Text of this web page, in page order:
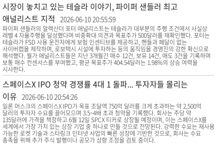
시장이 놓치고 있는 테슬라 이야기, 파이퍼 샌들러 최고
애널리스트 지적
2026-06-10 20:55:59
파이퍼 샌들러의 알렉산더 포터 애널리스트는 테슬라가 대부분의 주행 조건에서 사실상
레벨 4 자율주행을 달성했다며 비중확대 의견과 목표주가 500달러를 재확인했다. 포터는
테슬라가 FSD 사용 운전자에게 보험 인센티브를 제공하고, 핸들과 페달이 없는
사이버캡을 제작하며, 로보택시 시설에 투자하는 등의 움직임을 경영진의 강한 확신으로
해석했다. 월가 애널리스트들은 지난 3개월간 매수 12건, 보유 14건, 매도 3건을 기록하며
보통 매수 컨센서스를 부여했고, 평균 목표주가 404.54달러는 1.98%의 상승 여력을
시사한다.
스페이스X IPO 청약 경쟁률 4대 1 돌파... 투자자들 몰리는
이유 2026-06-10 20:54:26
일론 머스크의 스페이스X IPO가 목표 조달액 750억 달러를 크게 초과하는 약 2,500억
달러의 투자자 수요를 끌어모으며 3.5~4배 초과 청약을 기록했다. 회사는 주당 약
135달러에 가격을 책정하고 6월 12일 SPCX 티커로 상장될 예정이며, 이는 스페이스X를
세계에서 가장 가치 있는 상장 기업 중 하나로 만들 것으로 전망된다. 강력한 수요는 재사용
가능한 로켓 기술과 스타링크 인터넷 사업의 빠른 성장에 기반한 것으로, 회사는 수요
충족을 위해 추가 주식 발행이나 공모가 상향 조정을 검토 중이다.